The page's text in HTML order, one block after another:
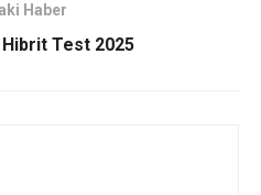
Haber
Test 2025